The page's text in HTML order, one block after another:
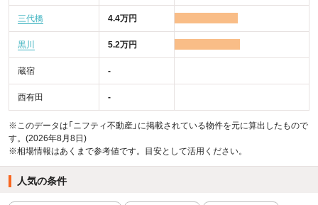
三代橋 4.4万円
黒川 5.2万円
蔵宿 -
西有田 -
※このデータは「ニフティ不動産」に掲載されている物件を元に算出したもので
す。(2026年8月8日)
※相場情報はあくまで参考値です。目安として活用ください。
人気の条件